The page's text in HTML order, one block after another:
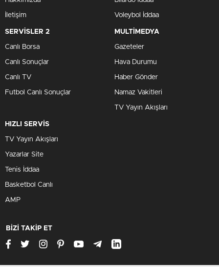
İletişim Voleybol İddaa
SERVİSLER 2
Canlı Borsa
Canlı Sonuçlar
Canlı TV
Futbol Canlı Sonuçlar
MULTİMEDYA
Gazeteler
Hava Durumu
Haber Gönder
Namaz Vakitleri
TV Yayın Akışları
HIZLI SERVİS
TV Yayın Akışları
Yazarlar Site
Tenis İddaa
Basketbol Canlı
AMP
BİZİ TAKİP ET